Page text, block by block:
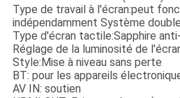
Type de travail à l'écran:peut
indépendamment Système double
Type d'écran tactile:Sapphire
Réglage de la luminosité de
Style:Mise à niveau sans perte
BT: pour les appareils
AV IN: soutien